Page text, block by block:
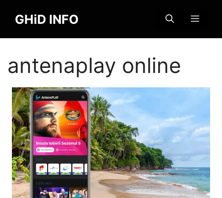
GHiD INFO
antenaplay online